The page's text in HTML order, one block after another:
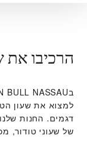
הרכיבו את
למצוא את שעון
דגמים. החנות
של שעוני טודור,